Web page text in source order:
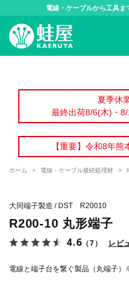
電線・ケーブルから工具ま
夏季休
最終出荷8/6(木)・
【重要】令和8年
ホーム > 電線・ケーブル接続処理材 >
大同端子製造 / DST R20010
R200-10 丸形端子
4.6 （7） レビ
電線と端子台を繋ぐ製品（丸端子）